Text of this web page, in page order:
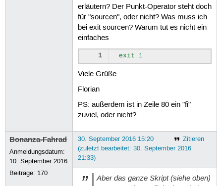
41
43
44
45
48
49
51
53
54
56
57
58
59
61
62
### Backupdateinummer
" [backupnr++]" -ge
mkdir -p "${ROTATEDIR} "/ ${
mail -s "Rotateverzeichnis
Hallo Admin,
. exit
mv "${BACKUPDIR}"/* "${
fi
mail -s
erläutern? Der Punkt-Operator steht doch
für "sourcen", oder nicht? Was muss ich
bei exit sourcen? Warum tut es nicht ein
einfaches
1 exit 1
Viele Grüße
Florian
PS: außerdem ist in Zeile 80 ein "fi"
zuviel, oder nicht?
Bonanza-Fahrad
Anmeldungsdatum:
10. September 2016
Beiträge: 170
Zitieren
30. September 2016 15:20
(zuletzt bearbeitet: 30. September 2016
21:33)
Aber das ganze Skript (siehe oben)